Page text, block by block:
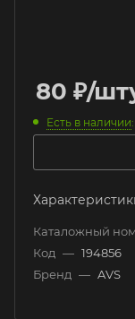
80 ₽/
Есть в наличии
Каталожный
Код — 194856
Бренд — AVS